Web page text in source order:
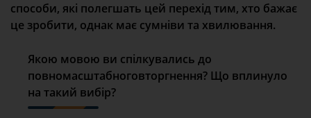
способи, які полегшать цей перехід тим, хто бажає
це зробити, однак має сумніви та хвилювання.
Якою мовою ви спілкувались до
повномасштабноговторгнення? Що вплинуло
на такий вибір?